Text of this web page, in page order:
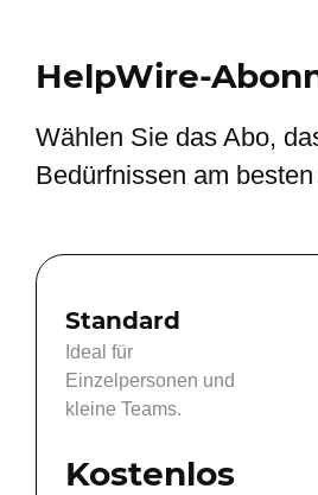
HelpWire-
Wählen Sie das Abo,
Bedürfnissen am
Standard
Ideal für
Einzelpersonen und
kleine Teams.
Kostenlos